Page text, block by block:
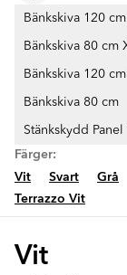
Bänkskiva 120 cm
Bänkskiva 80 cm
Bänkskiva 120
Bänkskiva 80 cm
Stänkskydd
Färger:
Vit
Svart Grå
Terrazzo Vit
Vit